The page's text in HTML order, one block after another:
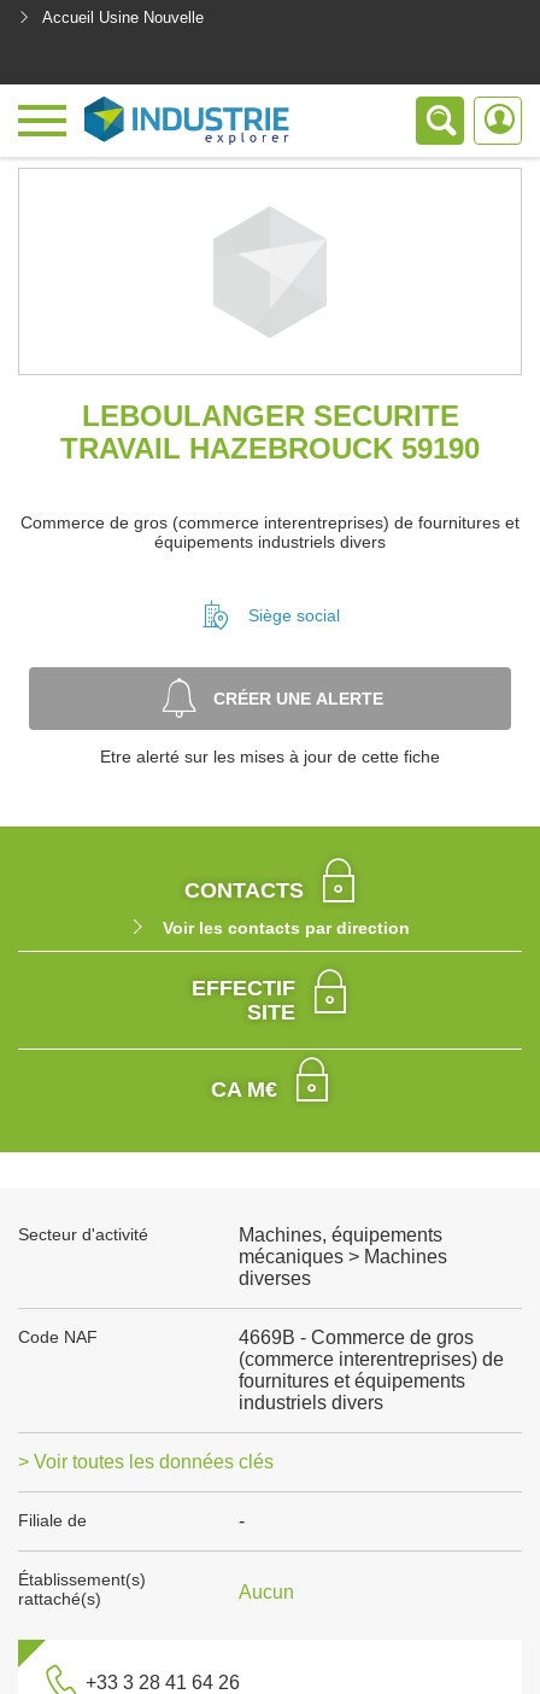
Accueil Usine Nouvelle
LEBOULANGER SECURITE
TRAVAIL HAZEBROUCK 59190
Commerce de gros (commerce interentreprises) de fournitures et
équipements industriels divers
Siège social
CRÉER UNE ALERTE
Etre alerté sur les mises à jour de cette fiche
CONTACTS
Voir les contacts par direction
EFFECTIF
SITE
CA M€
Secteur d'activité
Machines, équipements
mécaniques > Machines
diverses
Code NAF
4669B - Commerce de gros
(commerce interentreprises) de
fournitures et équipements
industriels divers
> Voir toutes les données clés
Filiale de -
Établissement(s)
rattaché(s)
Aucun
+33 3 28 41 64 26